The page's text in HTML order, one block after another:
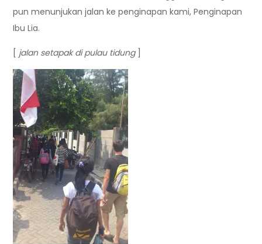
pun menunjukan jalan ke penginapan kami, Penginapan
Ibu Lia.
[ jalan setapak di pulau tidung ]